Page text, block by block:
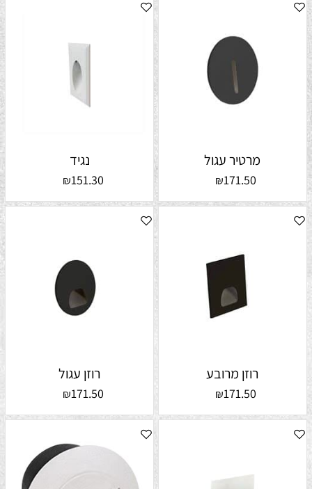
מרטיר עגול
₪171.50
נגיד
₪151.30
רוזן מרובע
₪171.50
רוזן עגול
₪171.50